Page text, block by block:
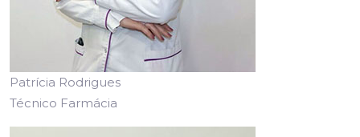
Patrícia Rodrigues
Técnico Farmácia